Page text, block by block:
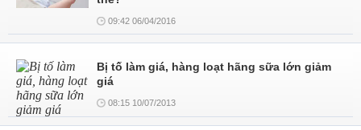
09:42 06/04/2016
Bị tố làm giá, hàng loạt hãng sữa lớn giảm
giá
08:15 10/07/2013